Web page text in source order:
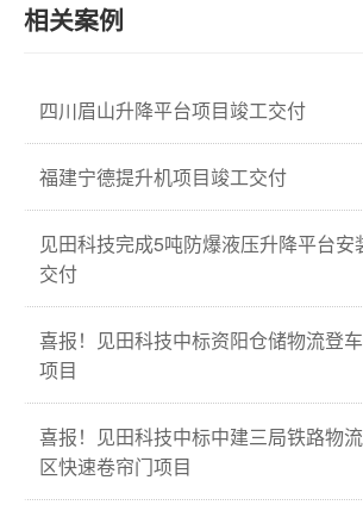
相关案例
四川眉山升降平台项目竣工交付
福建宁德提升机项目竣工交付
见田科技完成5吨防爆液压升降平台安
交付
喜报！见田科技中标资阳仓储物流登
项目
喜报！见田科技中标中建三局铁路物
区快速卷帘门项目